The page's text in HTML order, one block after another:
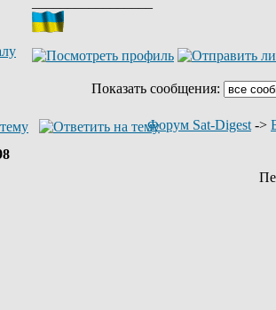
Показать сообщения:
Форум Sat-Digest ->